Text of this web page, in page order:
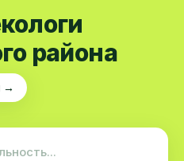
района
→